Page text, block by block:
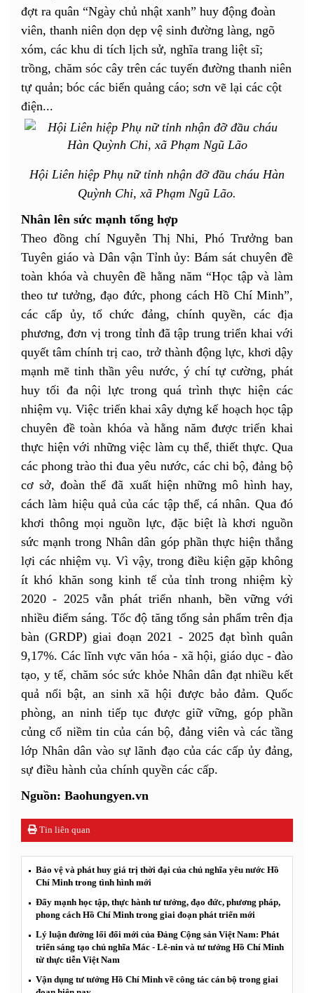
đợt ra quân “Ngày chủ nhật xanh” huy động đoàn
viên, thanh niên dọn dẹp vệ sinh đường làng, ngõ
xóm, các khu di tích lịch sử, nghĩa trang liệt sĩ;
trồng, chăm sóc cây trên các tuyến đường thanh niên
tự quản; bóc các biển quảng cáo; sơn vẽ lại các cột
điện...
Hội Liên hiệp Phụ nữ tỉnh nhận đỡ đầu cháu Hàn
Quỳnh Chi, xã Phạm Ngũ Lão.
Nhân lên sức mạnh tổng hợp
Theo đồng chí Nguyễn Thị Nhi, Phó Trưởng ban
Tuyên giáo và Dân vận Tỉnh ủy: Bám sát chuyên đề
toàn khóa và chuyên đề hằng năm “Học tập và làm
theo tư tưởng, đạo đức, phong cách Hồ Chí Minh”,
các cấp ủy, tổ chức đảng, chính quyền, các địa
phương, đơn vị trong tỉnh đã tập trung triển khai với
quyết tâm chính trị cao, trở thành động lực, khơi dậy
mạnh mẽ tinh thần yêu nước, ý chí tự cường, phát
huy tối đa nội lực trong quá trình thực hiện các
nhiệm vụ. Việc triển khai xây dựng kế hoạch học tập
chuyên đề toàn khóa và hằng năm được triển khai
thực hiện với những việc làm cụ thể, thiết thực. Qua
các phong trào thi đua yêu nước, các chi bộ, đảng bộ
cơ sở, đoàn thể đã xuất hiện những mô hình hay,
cách làm hiệu quả của các tập thể, cá nhân. Qua đó
khơi thông mọi nguồn lực, đặc biệt là khơi nguồn
sức mạnh trong Nhân dân góp phần thực hiện thắng
lợi các nhiệm vụ. Vì vậy, trong điều kiện gặp không
ít khó khăn song kinh tế của tỉnh trong nhiệm kỳ
2020 - 2025 vẫn phát triển nhanh, bền vững với
nhiều điểm sáng. Tốc độ tăng tổng sản phẩm trên địa
bàn (GRDP) giai đoạn 2021 - 2025 đạt bình quân
9,17%. Các lĩnh vực văn hóa - xã hội, giáo dục - đào
tạo, y tế, chăm sóc sức khỏe Nhân dân đạt nhiều kết
quả nổi bật, an sinh xã hội được bảo đảm. Quốc
phòng, an ninh tiếp tục được giữ vững, góp phần
củng cố niềm tin của cán bộ, đảng viên và các tầng
lớp Nhân dân vào sự lãnh đạo của các cấp ủy đảng,
sự điều hành của chính quyền các cấp.
Nguồn: Baohungyen.vn
Tin liên quan
Bảo vệ và phát huy giá trị thời đại của chủ nghĩa yêu nước Hồ
Chí Minh trong tình hình mới
Đẩy mạnh học tập, thực hành tư tưởng, đạo đức, phương pháp,
phong cách Hồ Chí Minh trong giai đoạn phát triển mới
Lý luận đường lối đổi mới của Đảng Cộng sản Việt Nam: Phát
triển sáng tạo chủ nghĩa Mác - Lê-nin và tư tưởng Hồ Chí Minh
từ thực tiễn Việt Nam
Vận dụng tư tưởng Hồ Chí Minh về công tác cán bộ trong giai